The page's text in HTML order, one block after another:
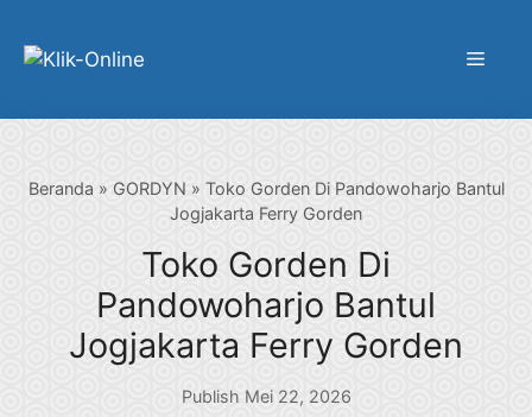
Menu
Beranda » GORDYN » Toko Gorden Di Pandowoharjo Bantul
Jogjakarta Ferry Gorden
Toko Gorden Di
Pandowoharjo Bantul
Jogjakarta Ferry Gorden
Publish Mei 22, 2026